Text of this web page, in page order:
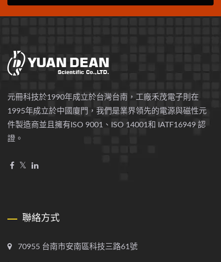
元冊科技於1990年成立於台灣台南，工廠禾茂電子則在
1995年成立於中國廈門，我們是業界領先的電源與磁性元
件製造商並且擁有ISO 9001、ISO 14001和 IATF16949 認
證。
聯絡方式
70955 台南市安南區科技三路61號